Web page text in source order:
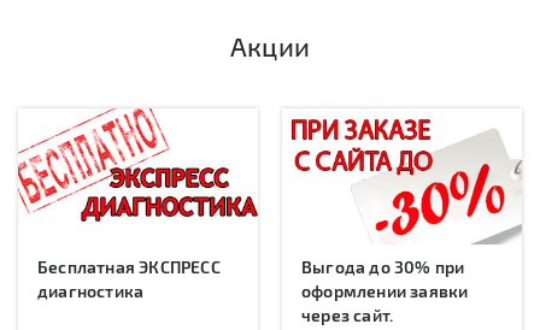
Акции
Бесплатная ЭКСПРЕСС
диагностика
Выгода до 30% при
оформлении заявки
через сайт.